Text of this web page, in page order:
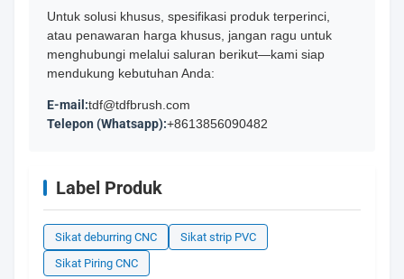
Untuk solusi khusus, spesifikasi produk terperinci,
atau penawaran harga khusus, jangan ragu untuk
menghubungi melalui saluran berikut—kami siap
mendukung kebutuhan Anda:
E-mail:tdf@tdfbrush.com
Telepon (Whatsapp):+8613856090482
Label Produk
Sikat deburring CNC
Sikat strip PVC
Sikat Piring CNC